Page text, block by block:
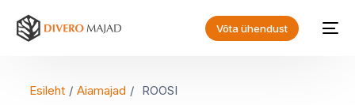
Võta ühendust
Esileht / Aiamajad / ROOSI